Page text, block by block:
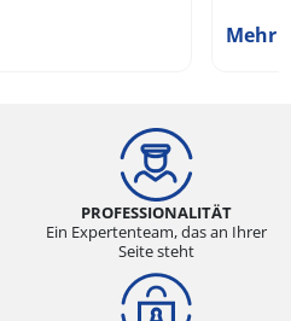
Mehr
PROFESSIONALITÄT
Ein Expertenteam, das an Ihrer
Seite steht